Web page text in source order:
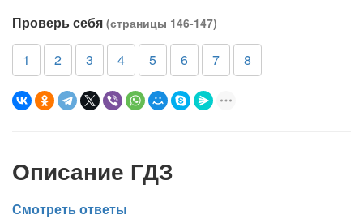
Проверь себя (страницы 146-147)
1 2 3 4 5 6 7 8
Описание ГДЗ
Смотреть ответы